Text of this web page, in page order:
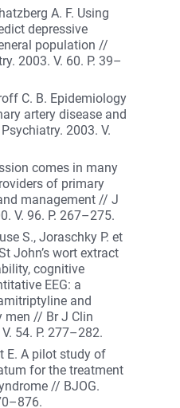
A. F. Using
depressive
population //
2003. V. 60. P. 39–
C. B. Epidemiology
artery disease and
2003. V.
comes in many
of primary
management // J
V. 96. P. 267–275.
S., Joraschky P. et
John’s wort extract
cognitive
EEG: a
and
men // Br J Clin
54. P. 277–282.
E. A pilot study of
for the treatment
// BJOG.